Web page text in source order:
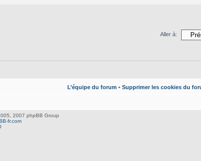
Aller à:
L’équipe du forum • Supprimer les cookies du
2007 phpBB Group
fr.com